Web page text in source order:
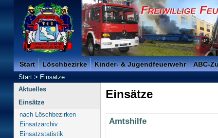
Freiwillige Feuerwehr der Kreisstadt Saarlouis -
Start Löschbezirke Kinder- & Jugendfeuerwehr ABC-
Start>Einsätze
Aktuelles
Einsätze
nach Löschbezirken
Einsatzarchiv
Einsatzstatistik
Einsätze
Amtshilfe